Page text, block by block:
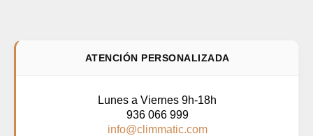
ATENCIÓN PERSONALIZADA
Lunes a Viernes 9h-18h
936 066 999
info@climmatic.com